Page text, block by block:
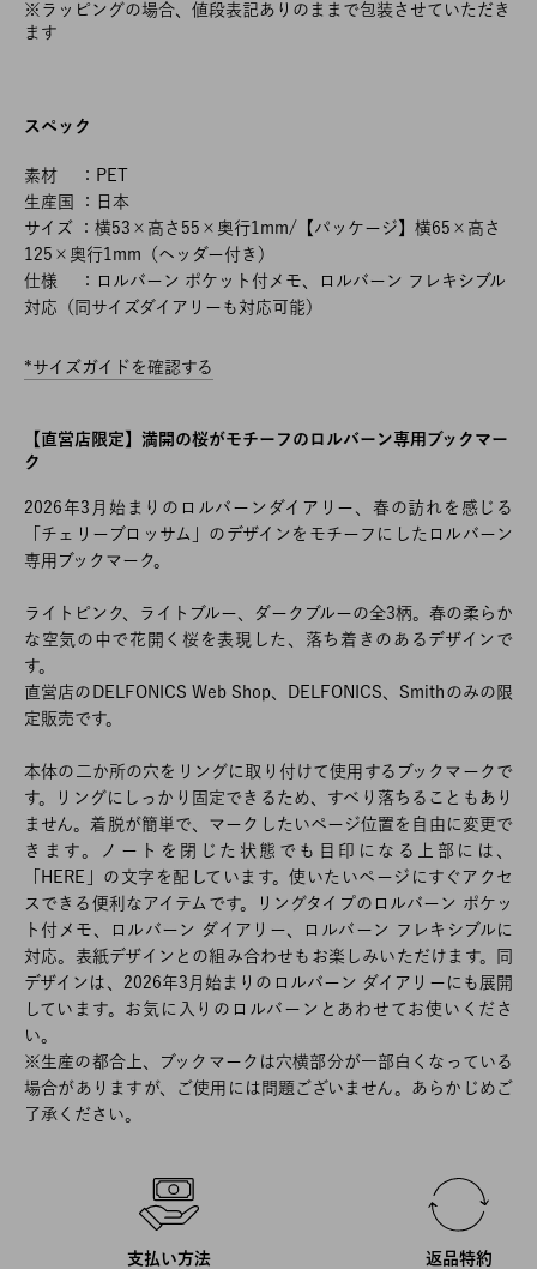
※ラッピングの場合、値段表記ありのままで包装させていただき
ます
スペック
素材 ：PET
生産国 ：日本
サイズ ：横53×高さ55×奥行1mm/【パッケージ】横65×高さ
125×奥行1mm（ヘッダー付き）
仕様 ：ロルバーン ポケット付メモ、ロルバーン フレキシブル
対応（同サイズダイアリーも対応可能）
*サイズガイドを確認する
【直営店限定】満開の桜がモチーフのロルバーン専用ブックマー
ク
2026年3月始まりのロルバーンダイアリー、春の訪れを感じる
「チェリーブロッサム」のデザインをモチーフにしたロルバーン
専用ブックマーク。
ライトピンク、ライトブルー、ダークブルーの全3柄。春の柔らか
な空気の中で花開く桜を表現した、落ち着きのあるデザインで
す。
直営店のDELFONICS Web Shop、DELFONICS、Smithのみの限
定販売です。
本体の二か所の穴をリングに取り付けて使用するブックマークで
す。リングにしっかり固定できるため、すべり落ちることもあり
ません。着脱が簡単で、マークしたいページ位置を自由に変更で
きます。ノートを閉じた状態でも目印になる上部には、
「HERE」の文字を配しています。使いたいページにすぐアクセ
スできる便利なアイテムです。リングタイプのロルバーン ポケッ
ト付メモ、ロルバーン ダイアリー、ロルバーン フレキシブルに
対応。表紙デザインとの組み合わせもお楽しみいただけます。同
デザインは、2026年3月始まりのロルバーン ダイアリーにも展開
しています。お気に入りのロルバーンとあわせてお使いくださ
い。
※生産の都合上、ブックマークは穴横部分が一部白くなっている
場合がありますが、ご使用には問題ございません。あらかじめご
了承ください。
支払い方法 返品特約